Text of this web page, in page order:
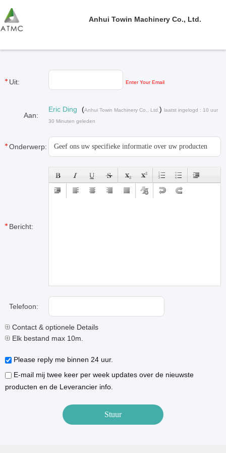
Anhui Towin Machinery Co., Ltd.
Uit: Enter Your Email
Aan:
Eric Ding (Anhui Towin Machinery Co., Ltd. ) laatst ingelogd : 10 uur
30 Minuten geleden
Onderwerp:
Bericht:
Telefoon:
Contact & optionele Details
Elk bestand max 10m.
Please reply me binnen 24 uur.
E-mail mij twee keer per week updates over de nieuwste
producten en de Leverancier info.